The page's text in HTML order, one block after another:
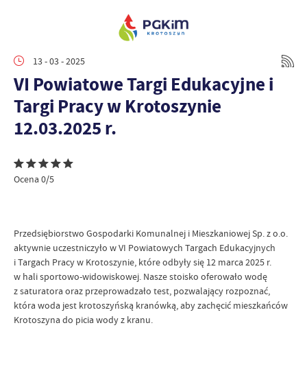
13 - 03 - 2025
VI Powiatowe Targi Edukacyjne i
Targi Pracy w Krotoszynie
12.03.2025 r.
Ocena 0/5
Przedsiębiorstwo Gospodarki Komunalnej i Mieszkaniowej Sp. z o.o.
aktywnie uczestniczyło w VI Powiatowych Targach Edukacyjnych
i Targach Pracy w Krotoszynie, które odbyły się 12 marca 2025 r.
w hali sportowo-widowiskowej. Nasze stoisko oferowało wodę
z saturatora oraz przeprowadzało test, pozwalający rozpoznać,
która woda jest krotoszyńską kranówką, aby zachęcić mieszkańców
Krotoszyna do picia wody z kranu.